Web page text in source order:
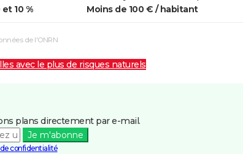
10 %
Moins de 100 € / habitant
de l'ONRN
avec le plus de risques naturels
plans directement par e-mail.
Je m'abonne
confidentialité